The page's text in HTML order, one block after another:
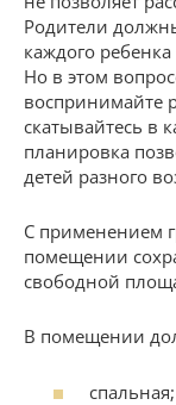
Родители
каждого
Но в этом
воспринимайте
скатывайтесь в
планировка
детей разного
С применением
помещении
свободной
В помещении
спальная;